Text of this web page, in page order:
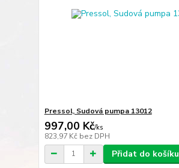
Pressol, Sudová pumpa 13012
997,00 Kč/ks
823,97 Kč bez DPH
Přidat do košíku